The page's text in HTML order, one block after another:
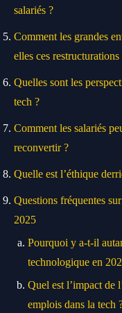
salariés ?
Comment les grandes
elles ces restructurations
Quelles sont les
tech ?
Comment les salariés
reconvertir ?
Quelle est l’éthique
Questions fréquentes
2025
Pourquoi y a-t-il
technologique en
Quel est l’impact de
emplois dans la tech